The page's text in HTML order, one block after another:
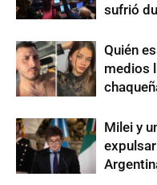
sufrió
Quién
medios
Milei y